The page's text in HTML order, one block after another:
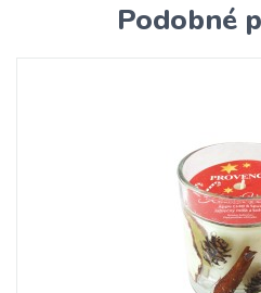
Podobné